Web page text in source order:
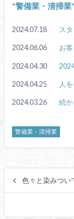
警備業・清掃業
2024.07.18 ス
2024.06.06 お
2024.04.30
2024.04.25 人
2024.03.26 続か
警備業・清掃業
色々と染みつい